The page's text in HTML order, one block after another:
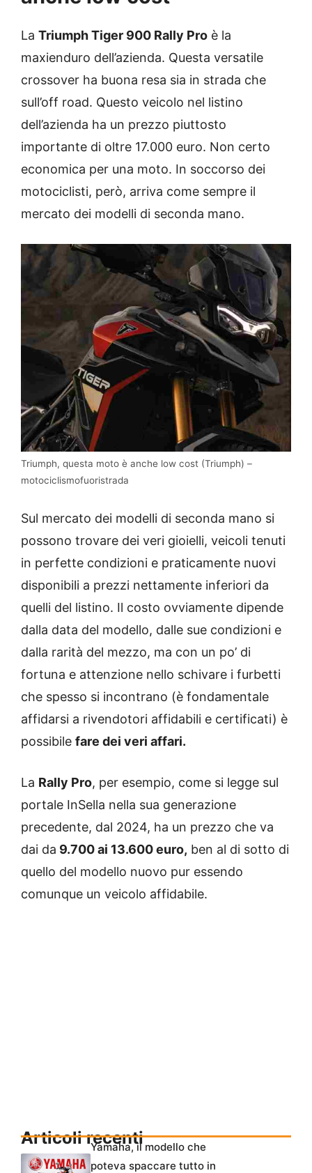
La Triumph Tiger 900 Rally Pro è la
maxienduro dell’azienda. Questa versatile
crossover ha buona resa sia in strada che
sull’off road. Questo veicolo nel listino
dell’azienda ha un prezzo piuttosto
importante di oltre 17.000 euro. Non certo
economica per una moto. In soccorso dei
motociclisti, però, arriva come sempre il
mercato dei modelli di seconda mano.
Triumph, questa moto è anche low cost (Triumph) –
motociclismofuoristrada
Sul mercato dei modelli di seconda mano si
possono trovare dei veri gioielli, veicoli tenuti
in perfette condizioni e praticamente nuovi
disponibili a prezzi nettamente inferiori da
quelli del listino. Il costo ovviamente dipende
dalla data del modello, dalle sue condizioni e
dalla rarità del mezzo, ma con un po’ di
fortuna e attenzione nello schivare i furbetti
che spesso si incontrano (è fondamentale
affidarsi a rivendotori affidabili e certificati) è
possibile fare dei veri affari.
La Rally Pro, per esempio, come si legge sul
portale InSella nella sua generazione
precedente, dal 2024, ha un prezzo che va
dai da 9.700 ai 13.600 euro, ben al di sotto di
quello del modello nuovo pur essendo
comunque un veicolo affidabile.
Articoli recentiYamaha, il modello che
poteva spaccare tutto in